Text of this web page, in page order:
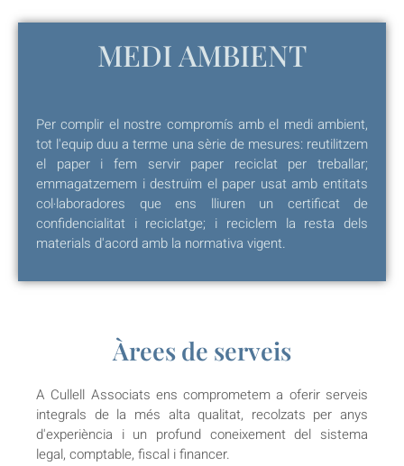
MEDI AMBIENT
Per complir el nostre compromís amb el medi ambient,
tot l'equip duu a terme una sèrie de mesures: reutilitzem
el paper i fem servir paper reciclat per treballar;
emmagatzemem i destruïm el paper usat amb entitats
col·laboradores que ens lliuren un certificat de
confidencialitat i reciclatge; i reciclem la resta dels
materials d'acord amb la normativa vigent.
Àrees de serveis
A Cullell Associats ens comprometem a oferir serveis
integrals de la més alta qualitat, recolzats per anys
d'experiència i un profund coneixement del sistema
legal, comptable, fiscal i financer.